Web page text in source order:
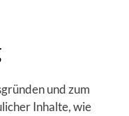
und zum
Inhalte, wie